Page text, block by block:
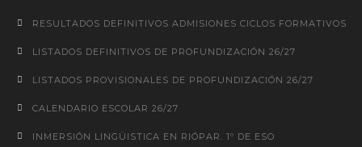
RESULTADOS DEFINITIVOS ADMISIONES CICLOS FORMATIVOS
LISTADOS DEFINITIVOS DE PROFUNDIZACIÓN 26/27
LISTADOS PROVISIONALES DE PROFUNDIZACIÓN 26/27
CALENDARIO ESCOLAR 26/27
INMERSIÓN LINGÜISTICA EN RIÓPAR. 1º DE ESO